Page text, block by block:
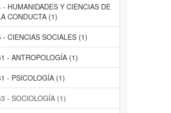
- HUMANIDADES Y CIENCIAS DE
CONDUCTA (1)
- CIENCIAS SOCIALES (1)
- ANTROPOLOGÍA (1)
- PSICOLOGÍA (1)
- SOCIOLOGÍA (1)